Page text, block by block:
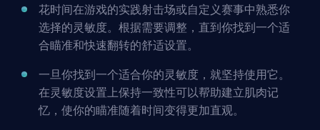
花时间在游戏的实践射击场或自定义赛事中熟悉你
选择的灵敏度。根据需要调整，直到你找到一个适
合瞄准和快速翻转的舒适设置。
一旦你找到一个适合你的灵敏度，就坚持使用它。
在灵敏度设置上保持一致性可以帮助建立肌肉记
忆，使你的瞄准随着时间变得更加直观。